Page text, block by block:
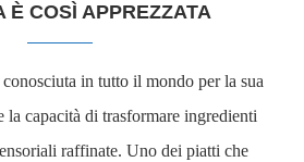
È COSÌ APPREZZATA
in tutto il mondo per la sua
la capacità di trasformare ingredienti
raffinate. Uno dei piatti che